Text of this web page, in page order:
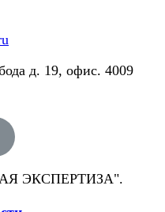
д. 19, офис. 4009
ЭКСПЕРТИЗА".